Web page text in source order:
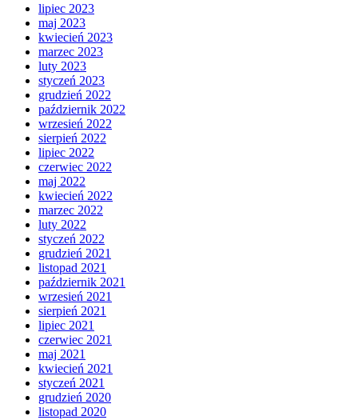
lipiec 2023
maj 2023
kwiecień 2023
marzec 2023
luty 2023
styczeń 2023
grudzień 2022
październik 2022
wrzesień 2022
sierpień 2022
lipiec 2022
czerwiec 2022
maj 2022
kwiecień 2022
marzec 2022
luty 2022
styczeń 2022
grudzień 2021
listopad 2021
październik 2021
wrzesień 2021
sierpień 2021
lipiec 2021
czerwiec 2021
maj 2021
kwiecień 2021
styczeń 2021
grudzień 2020
listopad 2020